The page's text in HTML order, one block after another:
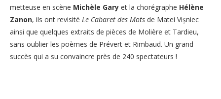
metteuse en scène Michèle Gary et la chorégraphe Hélène
Zanon, ils ont revisité Le Cabaret des Mots de Matei Vișniec
ainsi que quelques extraits de pièces de Molière et Tardieu,
sans oublier les poèmes de Prévert et Rimbaud. Un grand
succès qui a su convaincre près de 240 spectateurs !